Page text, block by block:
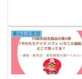
暮らしと生活